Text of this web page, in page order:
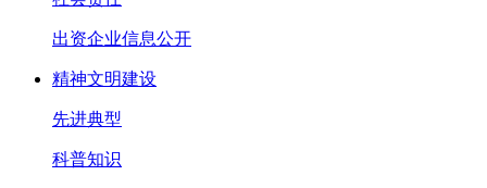
出资企业信息公开
精神文明建设
先进典型
科普知识